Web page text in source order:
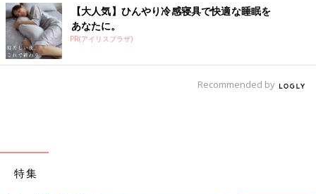
整えるビタミンのレシピをご紹介。かぼちゃと
にんじんの果汁煮
レシピ 離乳食完了期1歳 ～1歳6ヶ月ごろ
1歳～1歳6ヶ月ごろから使える、魚、肉、豆腐
などタンパク質を含む食材を使った、体をつく
【大人気】ひんやり冷感寝具で快適な睡眠を
あなたに。
PR(アイリスプラザ)
Recommended by
特集